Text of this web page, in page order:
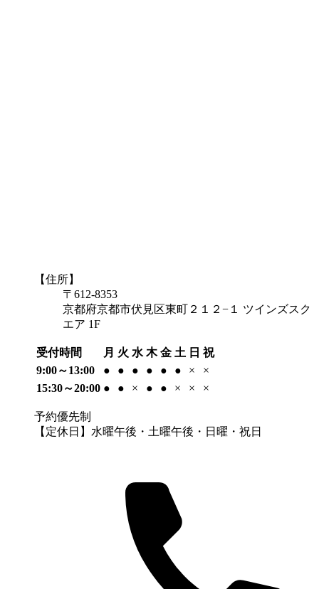
【住所】
〒612-8353
京都府京都市伏見区東町２１２−１ ツインズスク
エア 1F
受付時間 月 火 水 木 金 土 日 祝
9:00～13:00
● ● ● ● ● ● ×
×
15:30～20:00 ● ● × ● ● × × ×
予約優先制
【定休日】水曜午後・土曜午後・日曜・祝日